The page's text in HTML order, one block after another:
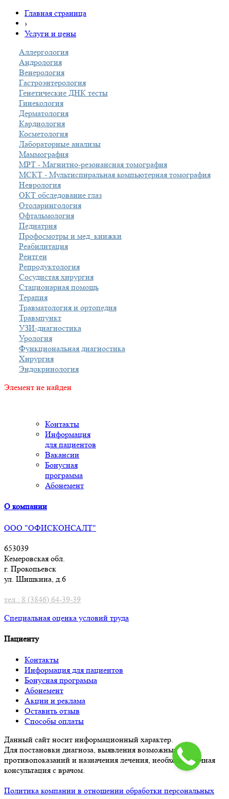
Главная страница
›
Услуги и цены
Аллергология
Андрология
Венерология
Гастроэнтерология
Генетические ДНК тесты
Гинекология
Дерматология
Кардиология
Косметология
Лабораторные анализы
Маммография
МРТ - Магнитно-резонансная томография
МСКТ - Мультиспиральная компьютерная томография
Неврология
ОКТ обследование глаз
Отоларингология
Офтальмология
Педиатрия
Профосмотры и мед. книжки
Реабилитация
Рентген
Репродуктология
Сосудистая хирургия
Стационарная помощь
Терапия
Травматология и ортопедия
Травмпункт
УЗИ-диагностика
Урология
Функциональная диагностика
Хирургия
Эндокринология
Элемент не найден
Контакты
Информация
для пациентов
Вакансии
Бонусная
программа
Абонемент
О компании
ООО "ОФИСКОНСАЛТ"
653039
Кемеровская обл.
г. Прокопьевск
ул. Шишкина, д.6
тел.: 8 (3846) 64-39-39
Специальная оценка условий труда
Пациенту
Контакты
Информация для пациентов
Бонусная программа
Абонемент
Акции и реклама
Оставить отзыв
Способы оплаты
Данный сайт носит информационный характер.
Для постановки диагноза, выявления возможных
противопоказаний и назначения лечения, необходима очная
консультация с врачом.
Политика компании в отношении обработки персональных